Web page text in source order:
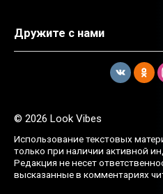
Дружите с нами
© 2026 Look Vibes
Использование текстовых
только при наличии активной
Редакция не несет
высказанные в комментариях